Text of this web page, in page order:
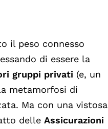
il peso connesso
di essere la
gruppi privati (e, un
metamorfosi di
Ma con una vistosa
delle Assicurazioni